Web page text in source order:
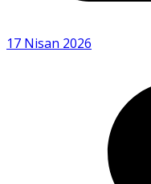
17 Nisan 2026